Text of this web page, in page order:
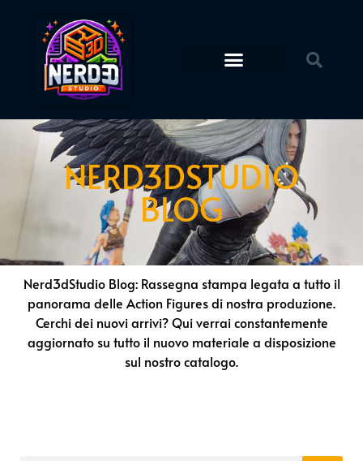
NERD3DSTUDIO
BLOG
Nerd3dStudio Blog: Rassegna stampa legata a tutto il
panorama delle Action Figures di nostra produzione.
Cerchi dei nuovi arrivi? Qui verrai constantemente
aggiornato su tutto il nuovo materiale a disposizione
sul nostro catalogo.